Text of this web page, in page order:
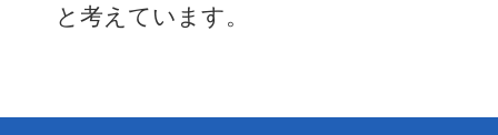
と考えています。